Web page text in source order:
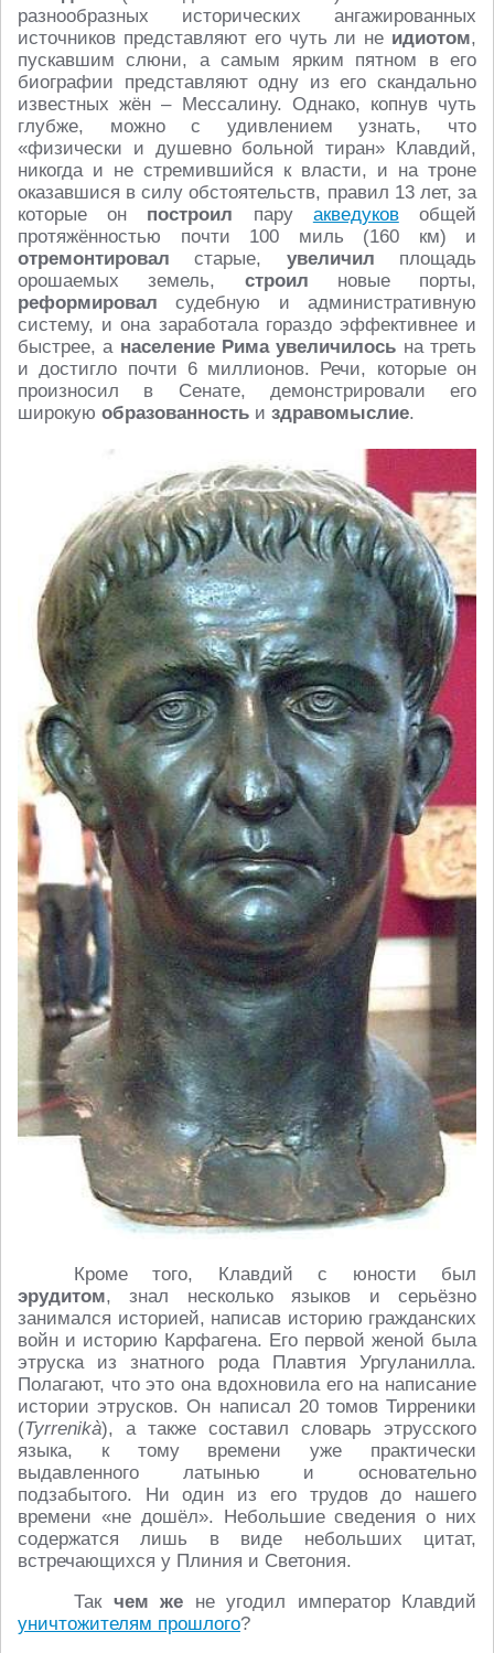
разнообразных исторических ангажированных
источников представляют его чуть ли не идиотом,
пускавшим слюни, а самым ярким пятном в его
биографии представляют одну из его скандально
известных жён – Мессалину. Однако, копнув чуть
глубже, можно с удивлением узнать, что
«физически и душевно больной тиран» Клавдий,
никогда и не стремившийся к власти, и на троне
оказавшися в силу обстоятельств, правил 13 лет, за
которые он построил пару акведуковобщей
протяжённостью почти 100 миль (160 км) и
отремонтировал старые, увеличил площадь
орошаемых земель, строил новые порты,
реформировал судебную и административную
систему, и она заработала гораздо эффективнее и
быстрее, а население Рима увеличилось на треть
и достигло почти 6 миллионов. Речи, которые он
произносил в Сенате, демонстрировали его
широкую образованность и здравомыслие.
Кроме того, Клавдий с юности был
эрудитом, знал несколько языков и серьёзно
занимался историей, написав историю гражданских
войн и историю Карфагена. Его первой женой была
этруска из знатного рода Плавтия Ургуланилла.
Полагают, что это она вдохновила его на написание
истории этрусков. Он написал 20 томов Тирреники
(Tyrrenikà), а также составил словарь этрусского
языка, к тому времени уже практически
выдавленного латынью и основательно
подзабытого. Ни один из его трудов до нашего
времени «не дошёл». Небольшие сведения о них
содержатся лишь в виде небольших цитат,
встречающихся у Плиния и Светония.
Так чем же не угодил император Клавдий
уничтожителям прошлого?